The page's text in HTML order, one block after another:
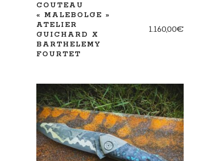
COUTEAU
« MALEBOLGE »
ATELIER
GUICHARD X
BARTHELEMY
FOURTET
1.160,00€
AJOUTER AU PANIER